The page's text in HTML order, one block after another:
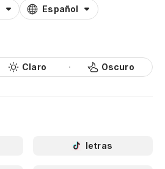
Español
Claro Oscuro
letras